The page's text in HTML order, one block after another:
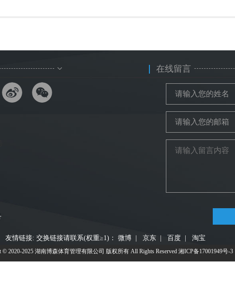
在线留言
友情链接: 交换链接请联系(权重≥1)： 微博 京东 百度 淘宝
© 2020-2025 湖南博森体育管理有限公司 版权所有 All Rights Reserved 湘ICP备17001949号-3